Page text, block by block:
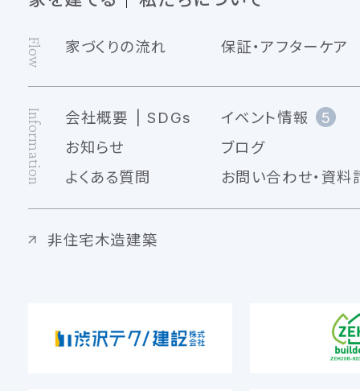
Flow 家づくりの流れ 保証・アフターケア
Information 会社概要 SDGs イベント情報
5
お知らせ
ブログ
よくある質問
お問い合わせ・資料
非住宅木造建築